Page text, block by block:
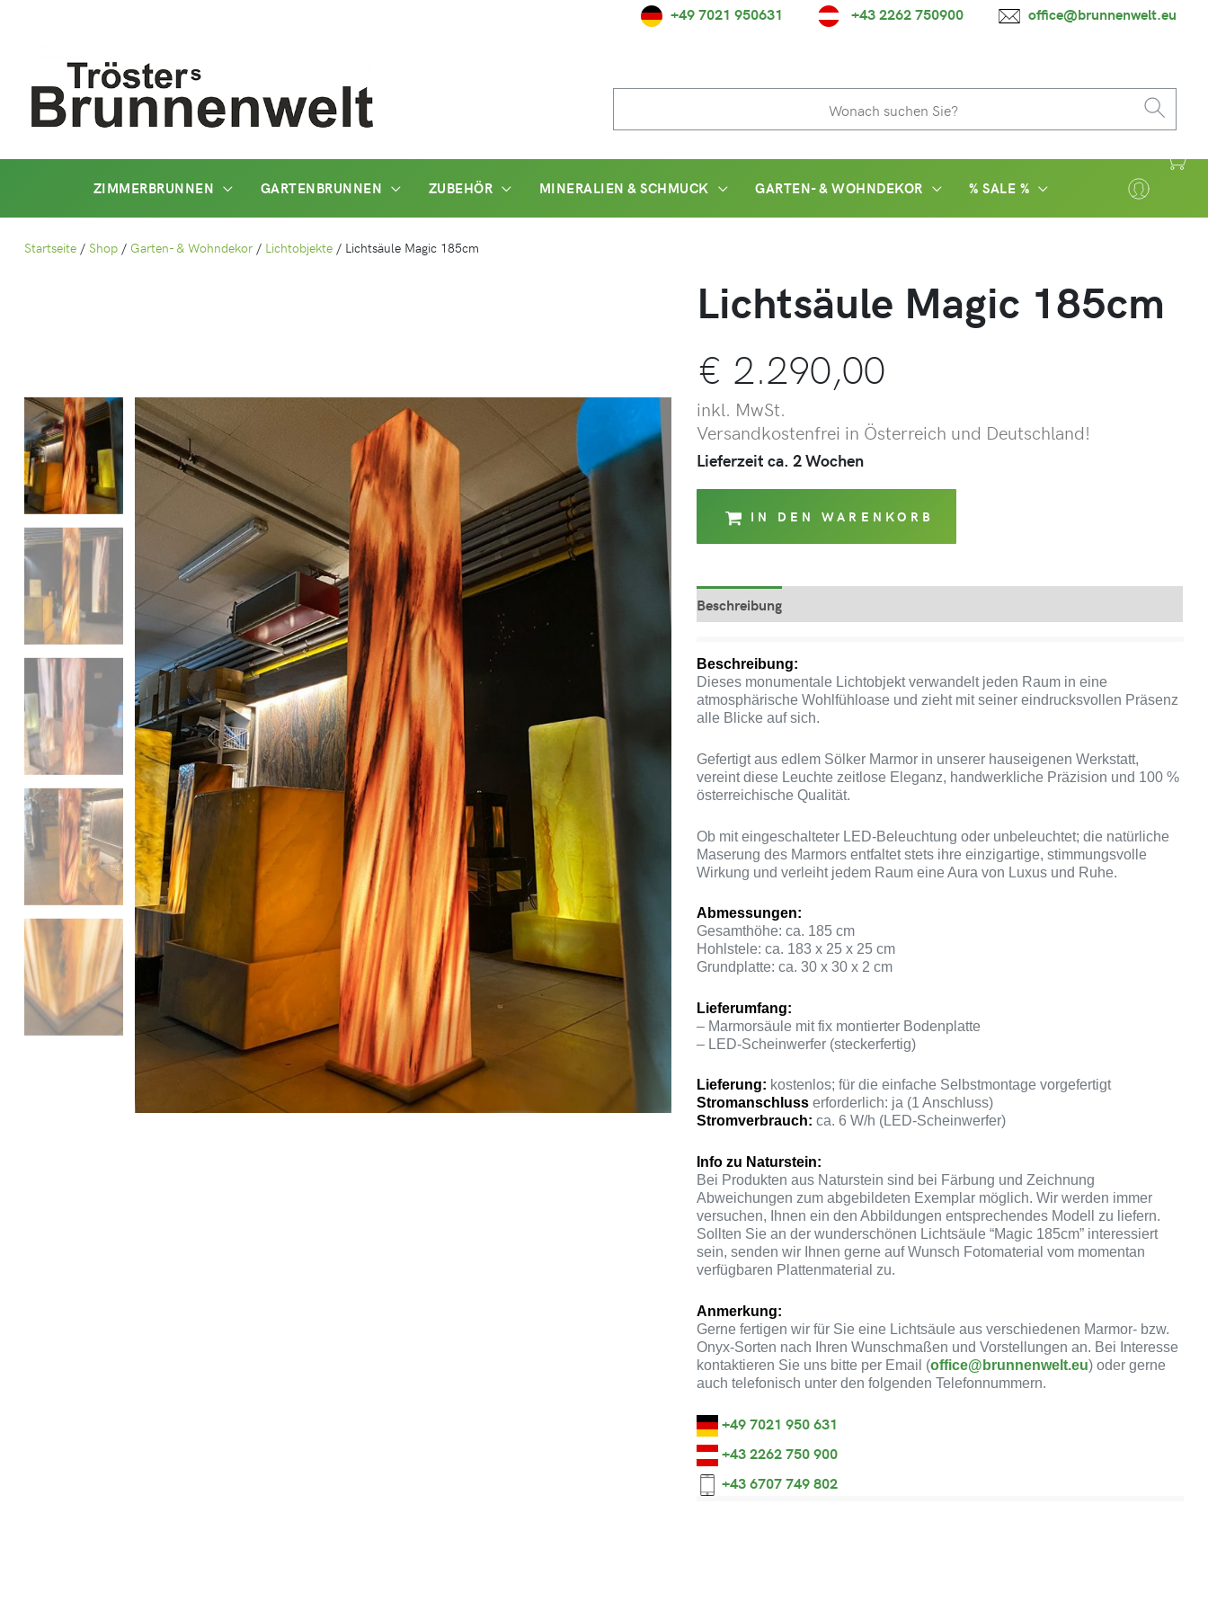
+49 7021 950631 +43 2262 750900 office@brunnenwelt.eu
ZIMMERBRUNNEN GARTENBRUNNEN ZUBEHÖR MINERALIEN & SCHMUCK GARTEN- & WOHNDEKOR % SALE %
Startseite / Shop / Garten- & Wohndekor / Lichtobjekte / Lichtsäule Magic 185cm
Lichtsäule Magic 185cm
€ 2.290,00
inkl. MwSt.
Versandkostenfrei in Österreich und Deutschland!
Lieferzeit ca. 2 Wochen
IN DEN WARENKORB
Beschreibung
Beschreibung:
Dieses monumentale Lichtobjekt verwandelt jeden Raum in eine
atmosphärische Wohlfühloase und zieht mit seiner eindrucksvollen Präsenz
alle Blicke auf sich.
Gefertigt aus edlem Sölker Marmor in unserer hauseigenen Werkstatt,
vereint diese Leuchte zeitlose Eleganz, handwerkliche Präzision und 100 %
österreichische Qualität.
Ob mit eingeschalteter LED-Beleuchtung oder unbeleuchtet; die natürliche
Maserung des Marmors entfaltet stets ihre einzigartige, stimmungsvolle
Wirkung und verleiht jedem Raum eine Aura von Luxus und Ruhe.
Abmessungen:
Gesamthöhe: ca. 185 cm
Hohlstele: ca. 183 x 25 x 25 cm
Grundplatte: ca. 30 x 30 x 2 cm
Lieferumfang:
– Marmorsäule mit fix montierter Bodenplatte
– LED-Scheinwerfer (steckerfertig)
Lieferung: kostenlos; für die einfache Selbstmontage vorgefertigt
Stromanschluss erforderlich: ja (1 Anschluss)
Stromverbrauch:ca. 6 W/h (LED-Scheinwerfer)
Info zu Naturstein:
Bei Produkten aus Naturstein sind bei Färbung und Zeichnung
Abweichungen zum abgebildeten Exemplar möglich. Wir werden immer
versuchen, Ihnen ein den Abbildungen entsprechendes Modell zu liefern.
Sollten Sie an der wunderschönen Lichtsäule “Magic 185cm” interessiert
sein, senden wir Ihnen gerne auf Wunsch Fotomaterial vom momentan
verfügbaren Plattenmaterial zu.
Anmerkung:
Gerne fertigen wir für Sie eine Lichtsäule aus verschiedenen Marmor- bzw.
Onyx-Sorten nach Ihren Wunschmaßen und Vorstellungen an. Bei Interesse
kontaktieren Sie uns bitte per Email (office@brunnenwelt.eu) oder gerne
auch telefonisch unter den folgenden Telefonnummern.
+49 7021 950 631
+43 2262 750 900
+43 6707 749 802